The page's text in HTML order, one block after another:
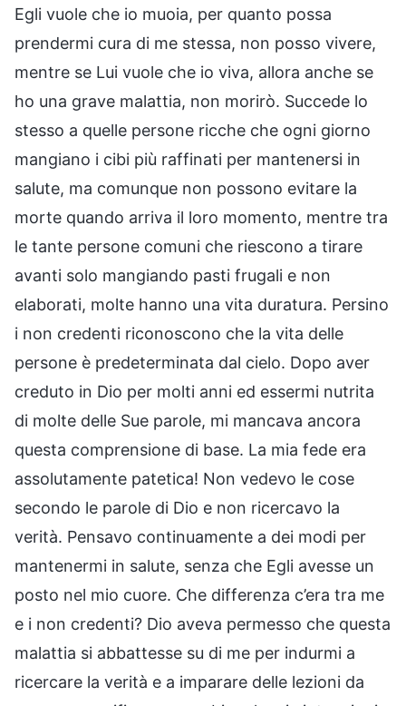
Egli vuole che io muoia, per quanto possa
prendermi cura di me stessa, non posso vivere,
mentre se Lui vuole che io viva, allora anche se
ho una grave malattia, non morirò. Succede lo
stesso a quelle persone ricche che ogni giorno
mangiano i cibi più raffinati per mantenersi in
salute, ma comunque non possono evitare la
morte quando arriva il loro momento, mentre tra
le tante persone comuni che riescono a tirare
avanti solo mangiando pasti frugali e non
elaborati, molte hanno una vita duratura. Persino
i non credenti riconoscono che la vita delle
persone è predeterminata dal cielo. Dopo aver
creduto in Dio per molti anni ed essermi nutrita
di molte delle Sue parole, mi mancava ancora
questa comprensione di base. La mia fede era
assolutamente patetica! Non vedevo le cose
secondo le parole di Dio e non ricercavo la
verità. Pensavo continuamente a dei modi per
mantenermi in salute, senza che Egli avesse un
posto nel mio cuore. Che differenza c’era tra me
e i non credenti? Dio aveva permesso che questa
malattia si abbattesse su di me per indurmi a
ricercare la verità e a imparare delle lezioni da